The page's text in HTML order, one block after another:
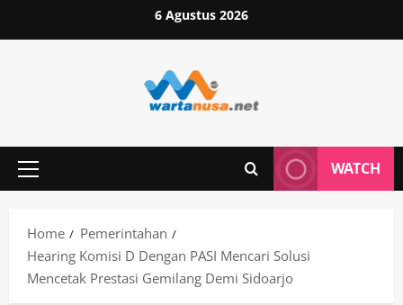
to
6 Agustus 2026
Primary
WATCH
Home
Pemerintahan
Hearing Komisi D Dengan PASI Mencari Solusi
Mencetak Prestasi Gemilang Demi Sidoarjo